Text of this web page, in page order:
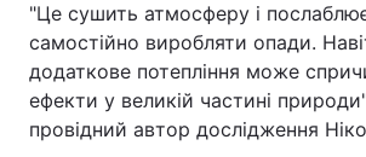
"Це сушить атмосферу і послаблює
самостійно виробляти опади.
додаткове потепління може
ефекти у великій частині
провідний автор дослідження